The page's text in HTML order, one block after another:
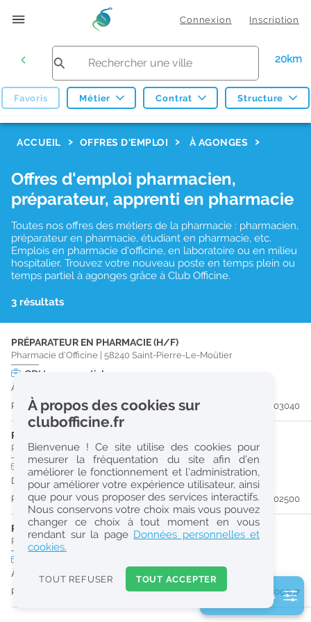
Connexion Inscription
20km
Favoris Métier Contrat Structure
Réinitialiser
2
0
k
Consulter les offres de la France d'outre-mer
ACCUEIL OFFRES D'EMPLOI À AGONGES
Offres d'emploi pharmacien,
préparateur, apprenti en pharmacie
Toutes nos offres des métiers de la pharmacie : pharmacien,
préparateur en pharmacie, étudiant en pharmacie, etc.
Emplois en pharmacie d'officine, en laboratoire ou en milieu
hospitalier. Trouvez votre nouveau poste en temps plein ou
temps partiel à agonges grâce à Club Officine.
3 résultats
PRÉPARATEUR EN PHARMACIE (H/F)
Pharmacie d'Officine 58240 Saint-Pierre-Le-Moûtier
CDI temps partiel
À partir du 31/08/26
Publiée il y a 20 jour(s)
#203040
PRÉPARATEUR EN PHARMACIE (H/F)
Pharmacie d'Officine|03000 Moulins
CDD temps plein
Du 28/09/26 au 29/04/27
Publiée il y a 28 jour(s)
#202500
PHARMACIEN (H/F)
Pharmacie d'Officine 03000 Moulins
À partir du 31/08/26
Publiée il y a 55 jour(s)
#200357
2 filtre(s) actifs
À propos des cookies sur
clubofficine.fr
Bienvenue ! Ce site utilise des cookies pour
mesurer la fréquentation du site afin d’en
améliorer le fonctionnement et l’administration,
pour améliorer votre expérience utilisateur, ainsi
que pour vous proposer des services interactifs.
Nous conservons votre choix mais vous pouvez
changer ce choix à tout moment en vous
rendant sur la page Données personnelles et
cookies.
TOUT REFUSER TOUT ACCEPTER